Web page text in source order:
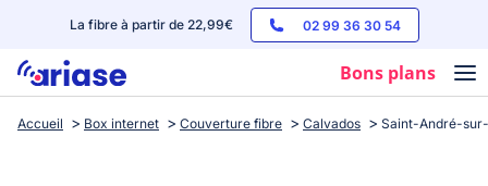
La fibre à partir de 22,99€ 02 99 36 30 54
Bons plans
Box internet
Accueil Box internet Couverture fibre Calvados Saint-André-